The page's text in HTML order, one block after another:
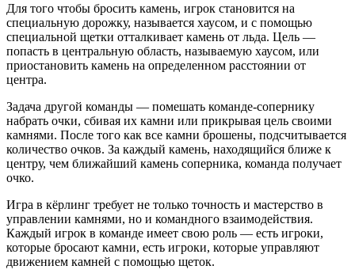
Для того чтобы бросить камень, игрок становится на
специальную дорожку, называется хаусом, и с помощью
специальной щетки отталкивает камень от льда. Цель —
попасть в центральную область, называемую хаусом, или
приостановить камень на определенном расстоянии от
центра.
Задача другой команды — помешать команде-сопернику
набрать очки, сбивая их камни или прикрывая цель своими
камнями. После того как все камни брошены, подсчитывается
количество очков. За каждый камень, находящийся ближе к
центру, чем ближайший камень соперника, команда получает
очко.
Игра в кёрлинг требует не только точность и мастерство в
управлении камнями, но и командного взаимодействия.
Каждый игрок в команде имеет свою роль — есть игроки,
которые бросают камни, есть игроки, которые управляют
движением камней с помощью щеток.